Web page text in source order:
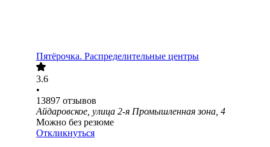
Пятёрочка. Распределительные центры
3.6
•
13897 отзывов
Айдаровское, улица 2-я Промышленная зона, 4
Можно без резюме
Откликнуться